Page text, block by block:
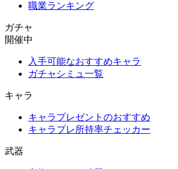
職業ランキング
ガチャ
開催中
入手可能なおすすめキャラ
ガチャシミュ一覧
キャラ
キャラプレゼントのおすすめ
キャラプレ所持率チェッカー
武器